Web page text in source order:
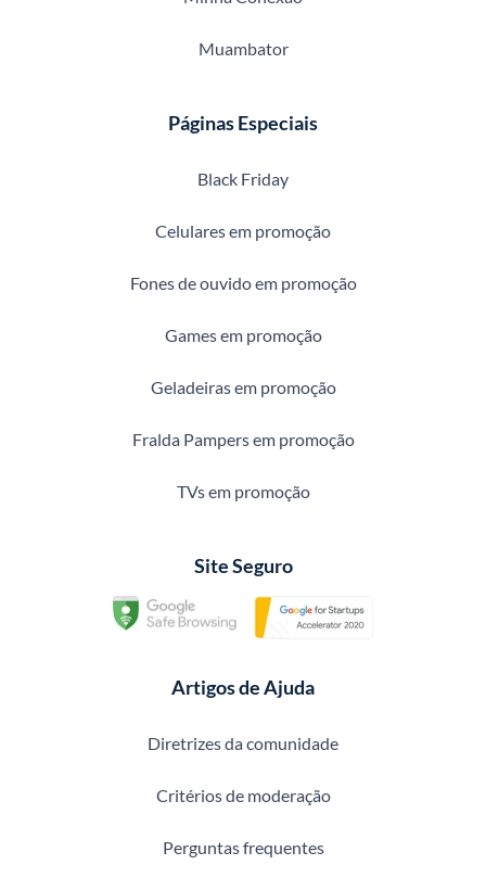
Muambator
Páginas Especiais
Black Friday
Celulares em promoção
Fones de ouvido em promoção
Games em promoção
Geladeiras em promoção
Fralda Pampers em promoção
TVs em promoção
Site Seguro
Artigos de Ajuda
Diretrizes da comunidade
Critérios de moderação
Perguntas frequentes